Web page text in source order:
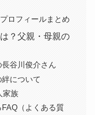
ロフィールまとめ
？父親・母親の
谷川俊介さん
について
家族
（よくある質